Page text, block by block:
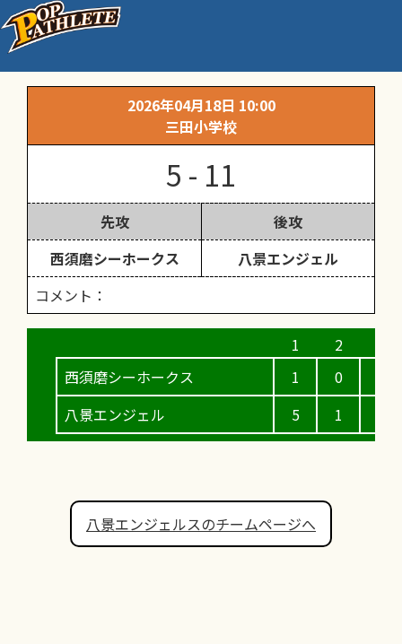
オールジャパン
2026年04月18日 10:00
三田小学校
5 - 11
先攻
後攻
西須磨シーホークス
八景エンジェル
コメント：
西須磨シーホークス
八景エンジェル
1
5
0
1
八景エンジェルスのチームページへ